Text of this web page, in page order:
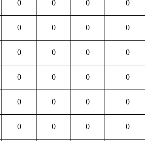
0 0 0 0
0 0 0 0
0 0 0 0
0 0 0 0
0 0 0 0
0 0 0 0